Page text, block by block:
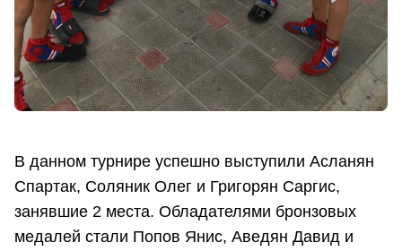
В данном турнире успешно выступили Асланян
Спартак, Соляник Олег и Григорян Саргис,
занявшие 2 места. Обладателями бронзовых
медалей стали Попов Янис, Аведян Давид и